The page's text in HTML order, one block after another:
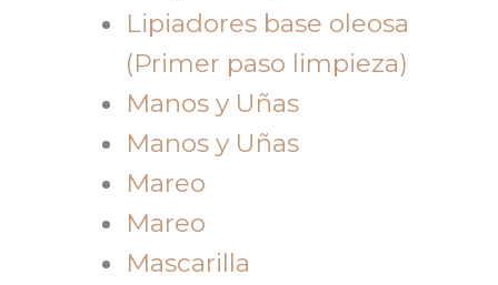
Lipiadores base oleosa
(Primer paso limpieza)
Manos y Uñas
Manos y Uñas
Mareo
Mareo
Mascarilla